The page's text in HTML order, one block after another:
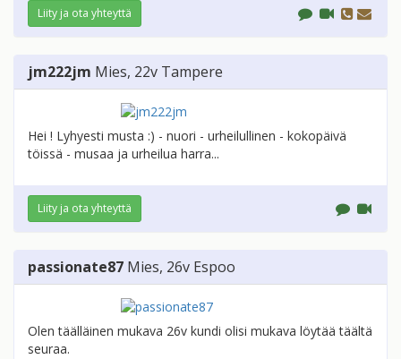
Liity ja ota yhteyttä
jm222jm Mies, 22v Tampere
Hei ! Lyhyesti musta :) - nuori - urheilullinen - kokopäivä
töissä - musaa ja urheilua harra...
Liity ja ota yhteyttä
passionate87 Mies, 26v Espoo
Olen täälläinen mukava 26v kundi olisi mukava löytää täältä
seuraa.